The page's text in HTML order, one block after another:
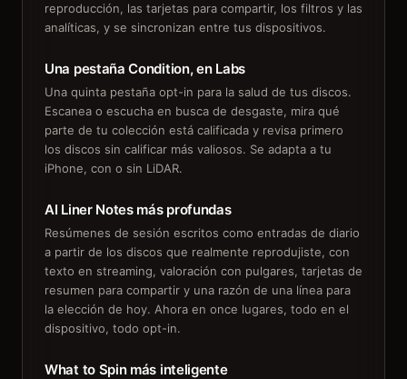
reproducción, las tarjetas para compartir, los filtros y las
analíticas, y se sincronizan entre tus dispositivos.
Una pestaña Condition, en Labs
Una quinta pestaña opt-in para la salud de tus discos.
Escanea o escucha en busca de desgaste, mira qué
parte de tu colección está calificada y revisa primero
los discos sin calificar más valiosos. Se adapta a tu
iPhone, con o sin LiDAR.
AI Liner Notes más profundas
Resúmenes de sesión escritos como entradas de diario
a partir de los discos que realmente reprodujiste, con
texto en streaming, valoración con pulgares, tarjetas de
resumen para compartir y una razón de una línea para
la elección de hoy. Ahora en once lugares, todo en el
dispositivo, todo opt-in.
What to Spin más inteligente